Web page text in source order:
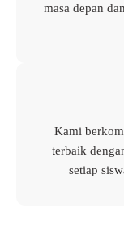
masa depan
Kami
terbaik
setiap